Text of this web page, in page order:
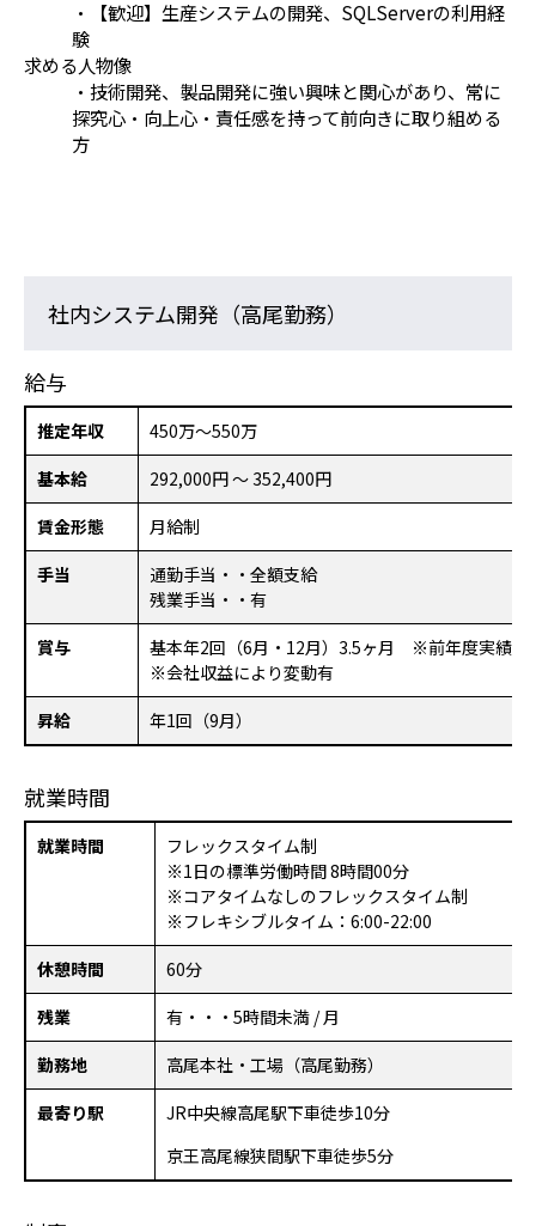
・【歓迎】生産システムの開発、SQLServerの利用経
験
求める人物像
・技術開発、製品開発に強い興味と関心があり、常に
探究心・向上心・責任感を持って前向きに取り組める
方
社内システム開発（高尾勤務）
給与
推定年収
450万～550万
基本給
292,000円 ～ 352,400円
賃金形態
月給制
手当
通勤手当・・全額支給
残業手当・・有
賞与
基本年2回（6月・12月）3.5ヶ月 ※前年度実績
※会社収益により変動有
昇給
年1回（9月）
就業時間
就業時間
フレックスタイム制
※1日の標準労働時間 8時間00分
※コアタイムなしのフレックスタイム制
※フレキシブルタイム：6:00-22:00
休憩時間
60分
残業
有・・・5時間未満 / 月
勤務地
高尾本社・工場（高尾勤務）
最寄り駅
JR中央線高尾駅下車徒歩10分
京王高尾線狭間駅下車徒歩5分